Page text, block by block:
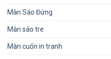
Màn Sáo Đứng
Màn sáo tre
Màn cuốn in tranh